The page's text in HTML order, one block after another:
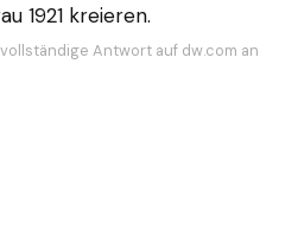
1921 kreieren.
Antwort auf dw.com an